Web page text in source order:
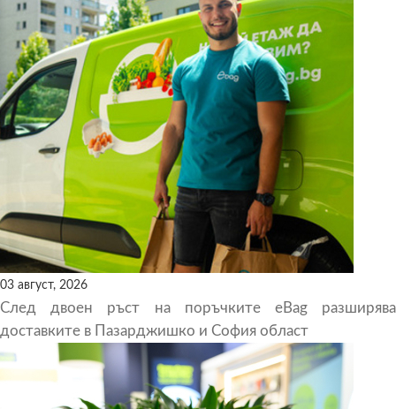
03 август, 2026
След двоен ръст на поръчките eBag разширява
доставките в Пазарджишко и София област